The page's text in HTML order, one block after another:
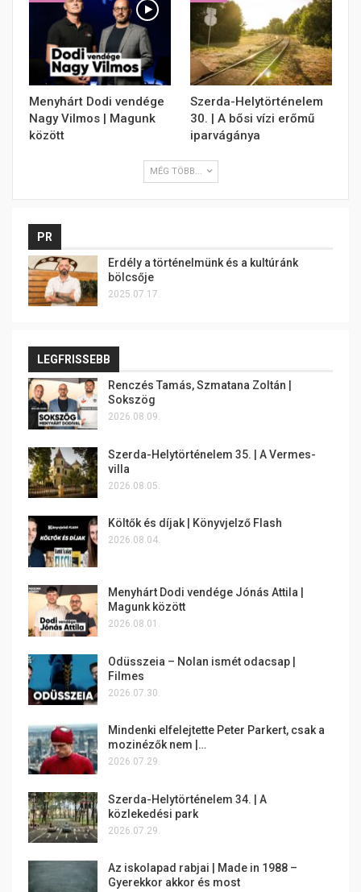
Menyhárt Dodi vendége
Nagy Vilmos | Magunk
között
Szerda-Helytörténelem
30. | A bősi vízi erőmű
iparvágánya
MÉG TÖBB...
PR
Erdély a történelmünk és a kultúránk
bölcsője
2025.07.17.
LEGFRISSEBB
Renczés Tamás, Szmatana Zoltán |
Sokszög
2026.08.09.
Szerda-Helytörténelem 35. | A Vermes-
villa
2026.08.05.
Költők és díjak | Könyvjelző Flash
2026.08.04.
Menyhárt Dodi vendége Jónás Attila |
Magunk között
2026.08.01.
Odüsszeia – Nolan ismét odacsap |
Filmes
2026.07.30.
Mindenki elfelejtette Peter Parkert, csak a
mozinézők nem |…
2026.07.29.
Szerda-Helytörténelem 34. | A
közlekedési park
2026.07.29.
Az iskolapad rabjai | Made in 1988 –
Gyerekkor akkor és most